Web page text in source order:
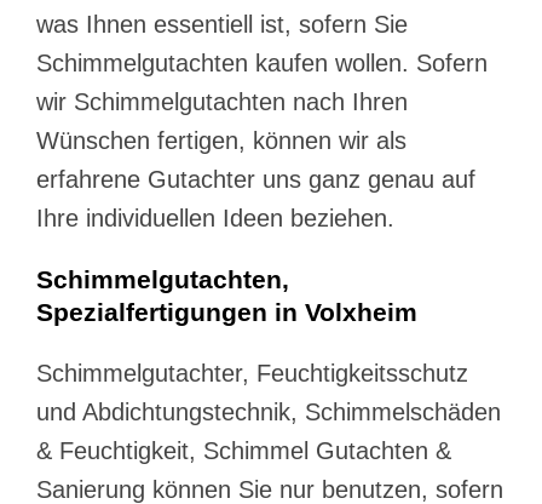
was Ihnen essentiell ist, sofern Sie
Schimmelgutachten kaufen wollen. Sofern
wir Schimmelgutachten nach Ihren
Wünschen fertigen, können wir als
erfahrene Gutachter uns ganz genau auf
Ihre individuellen Ideen beziehen.
Schimmelgutachten,
Spezialfertigungen in Volxheim
Schimmelgutachter, Feuchtigkeitsschutz
und Abdichtungstechnik, Schimmelschäden
& Feuchtigkeit, Schimmel Gutachten &
Sanierung können Sie nur benutzen, sofern